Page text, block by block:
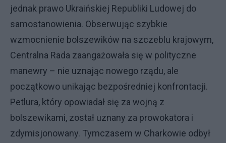
jednak prawo Ukraińskiej Republiki Ludowej do
samostanowienia. Obserwując szybkie
wzmocnienie bolszewików na szczeblu krajowym,
Centralna Rada zaangażowała się w polityczne
manewry – nie uznając nowego rządu, ale
początkowo unikając bezpośredniej konfrontacji.
Petlura, który opowiadał się za wojną z
bolszewikami, został uznany za prowokatora i
zdymisjonowany. Tymczasem w Charkowie odbył